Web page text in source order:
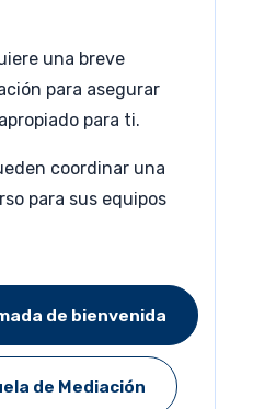
una breve
para asegurar
para ti.
coordinar una
para sus equipos
de bienvenida
de Mediación